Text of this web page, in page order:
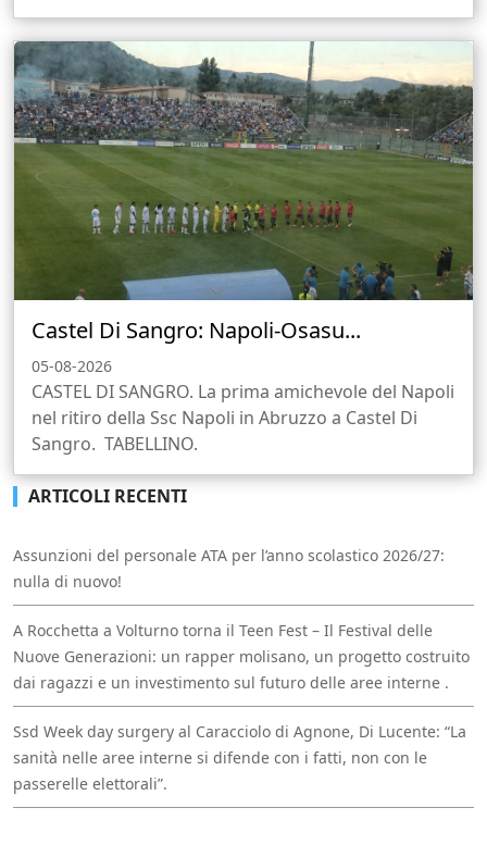
Castel Di Sangro: Napoli-Osasu...
05-08-2026
CASTEL DI SANGRO. La prima amichevole del Napoli
nel ritiro della Ssc Napoli in Abruzzo a Castel Di
Sangro. TABELLINO.
ARTICOLI RECENTI
Assunzioni del personale ATA per l’anno scolastico 2026/27:
nulla di nuovo!
A Rocchetta a Volturno torna il Teen Fest – Il Festival delle
Nuove Generazioni: un rapper molisano, un progetto costruito
dai ragazzi e un investimento sul futuro delle aree interne .
Ssd Week day surgery al Caracciolo di Agnone, Di Lucente: “La
sanità nelle aree interne si difende con i fatti, non con le
passerelle elettorali”.